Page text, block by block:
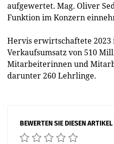
aufgewertet. Mag. Oliver
Funktion im Konzern
Hervis erwirtschaftete 2023
Verkaufsumsatz von 510
Mitarbeiterinnen und
darunter 260 Lehrlinge.
BEWERTEN SIE DIESEN ARTIKEL